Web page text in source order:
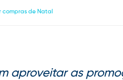
compras de Natal
aproveitar as